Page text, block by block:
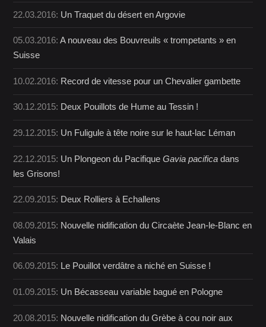
22.03.2016: Un Traquet du désert en Argovie
05.03.2016:A nouveau des Bouvreuils « trompetants » en
Suisse
10.02.2016: Record de vitesse pour un Chevalier gambette
30.12.2015: Deux Pouillots de Hume au Tessin !
29.12.2015: Un Fuligule à tête noire sur le haut-lac Léman
22.12.2015: Un Plongeon du PacifiqueGavia pacifica dans
les Grisons!
22.09.2015: Deux Rolliers à Echallens
08.09.2015: Nouvelle nidification du Circaète Jean-le-Blanc en
Valais
06.09.2015: Le Pouillot verdâtre a niché en Suisse !
01.09.2015: Un Bécasseau variable bagué en Pologne
20.08.2015: Nouvelle nidification du Grèbe à cou noir aux